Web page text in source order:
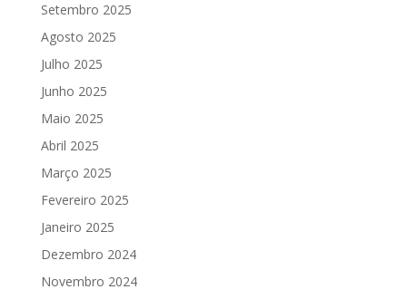
Setembro 2025
Agosto 2025
Julho 2025
Junho 2025
Maio 2025
Abril 2025
Março 2025
Fevereiro 2025
Janeiro 2025
Dezembro 2024
Novembro 2024